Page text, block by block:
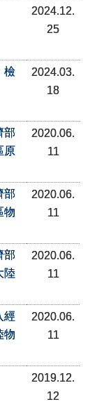
2024.12.
25
檢
2024.03.
18
部
原
2020.06.
11
部
物
2020.06.
11
部
陸
2020.06.
11
經
物
2020.06.
11
2019.12.
12